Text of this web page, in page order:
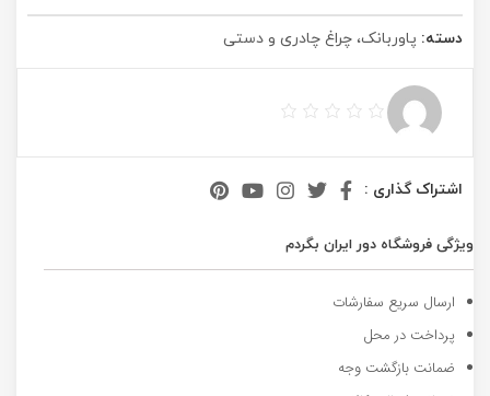
دسته: پاوربانک، چراغ چادری و دستی
اشتراک گذاری :
ویژگی فروشگاه دور ایران بگردم
ارسال سریع سفارشات
پرداخت در محل
ضمانت بازگشت وجه